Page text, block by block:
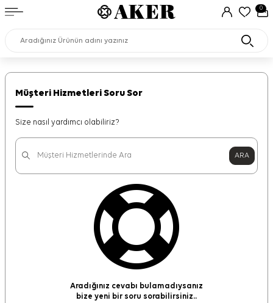
0
Müşteri Hizmetleri Soru Sor
Size nasıl yardımcı olabiliriz?
ARA
Aradığınız cevabı bulamadıysanız
bize yeni bir soru sorabilirsiniz..